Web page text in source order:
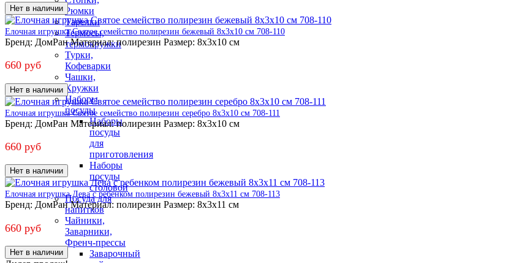
Рюмки
Тарелки
Термосы,
термокружки
Турки,
Кофеварки
Чашки,
Кружки
Наборы
посуды
Наборы
посуды
для
приготовления
Наборы
посуды
столовой
Посуда для
напитков
Чайники,
Заварники,
Френч-прессы
Заварочный
Нет в наличии
Елочная игрушка Святое семейство полирезин бежевый 8х3х10 см 708-110
Бренд: ДомРан Материал: полирезин Размер: 8х3х10 см
660 руб
Нет в наличии
Елочная игрушка Святое семейство полирезин серебро 8х3х10 см 708-111
Бренд: ДомРан Материал: полирезин Размер: 8х3х10 см
660 руб
Нет в наличии
Елочная игрушка Дева с ребенком полирезин бежевый 8х3х11 см 708-113
Бренд: ДомРан Материал: полирезин Размер: 8х3х11 см
660 руб
Нет в наличии